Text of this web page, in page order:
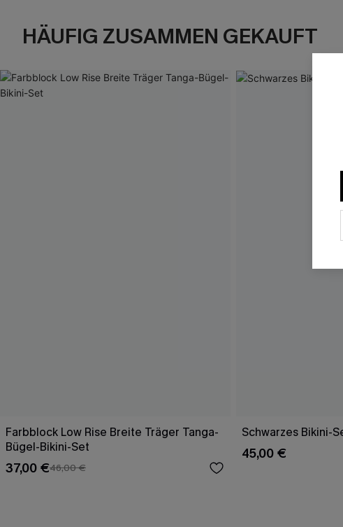
HÄUFIG ZUSAMMEN GEKAUFT
Farbblock Low Rise Breite Träger Tanga-
Bügel-Bikini-Set
37,00 €46,00 €
Schwarzes Bikini-
45,00 €